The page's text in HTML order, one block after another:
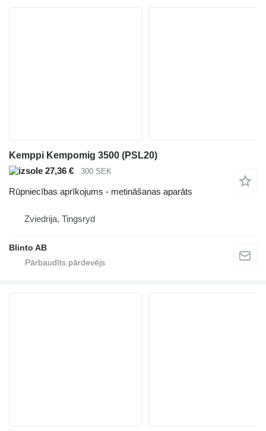
Kemppi Kempomig 3500 (PSL20)
27,36 €
300 SEK
Rūpniecības aprīkojums - metināšanas aparāts
Zviedrija, Tingsryd
Blinto AB